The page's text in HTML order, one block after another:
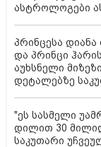
ასტროლოგები
პრინცესა
და პრინცი
აუხსნელი
დეტალებზე
"ეს სასმელი
დილით 30
საკუთარი